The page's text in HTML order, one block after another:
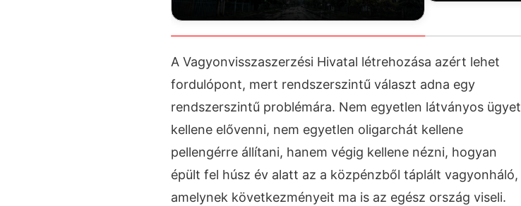
A Vagyonvisszaszerzési Hivatal létrehozása azért lehet
fordulópont, mert rendszerszintű választ adna egy
rendszerszintű problémára. Nem egyetlen látványos ügyet
kellene elővenni, nem egyetlen oligarchát kellene
pellengérre állítani, hanem végig kellene nézni, hogyan
épült fel húsz év alatt az a közpénzből táplált vagyonháló,
amelynek következményeit ma is az egész ország viseli.